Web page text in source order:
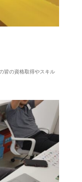
皆の資格取得やスキル